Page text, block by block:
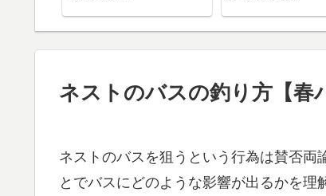
ネストのバスの釣り方【春
ネストのバスを狙うという行為は賛否両
とでバスにどのような影響が出るかを理